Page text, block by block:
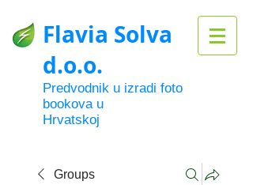
Flavia Solva
d.o.o.
Predvodnik u izradi foto
bookova u
Hrvatskoj
Groups